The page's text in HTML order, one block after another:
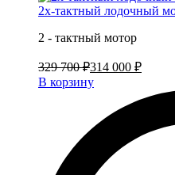
2х-тактный лодочный
2 - тактный мотор
329 700 ₽314 000 ₽
В корзину